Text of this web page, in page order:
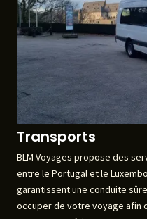
Transports
BLM Voyages propose des
entre le Portugal et le
garantissent une conduite
occuper de votre voyage afin